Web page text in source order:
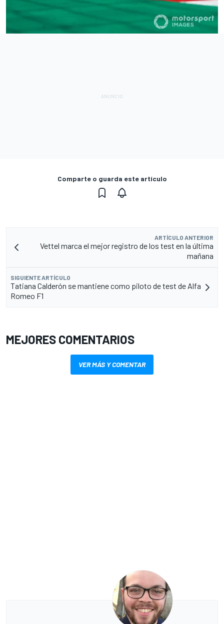
Comparte o guarda este artículo
ARTÍCULO ANTERIOR
Vettel marca el mejor registro de los test en la última
mañana
SIGUIENTE ARTÍCULO
Tatiana Calderón se mantiene como piloto de test de Alfa
Romeo F1
MEJORES COMENTARIOS
VER MÁS Y COMENTAR